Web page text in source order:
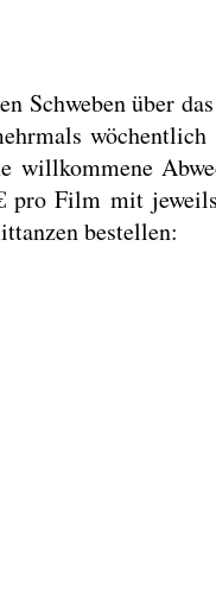
Schweben über
willkommene
Film mit
bestellen: